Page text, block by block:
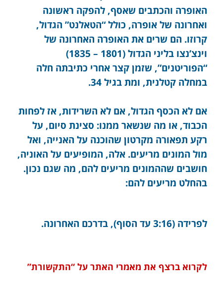
האופרה והכתבים שאסף, להפקה ראשונה
ואחרונה של אופרה, כולל “הטאלנט” הגדול,
קרוזו. הם שרים את האופרה האחרונה של
וינצ’נצו בליני הגדול (1801 – 1835)
“הפוריטנים”, שזמן קצר אחרי כתיבתה חלה
במחלה קטלנית, ומת בגיל 34.
אם לא הכסף הגדול, אם לא השרידות, אז לפחות
הכבוד, או מה שנשאר ממנו: סצינת סיום, על
רקע תפאורה מקרטון שהוכנה על האנייה, ואל
מול המונים מריעים. אלה, המופיעים על האוניה,
חושבים שההמונים מריעים להם, מה שגם נכון.
בהחלט מריעים להם:
לפרידה (3:16 עד הסוף), בדרכם האחרונה.
לקרוא ברצף את מאמרי האתר על “התקשורת”